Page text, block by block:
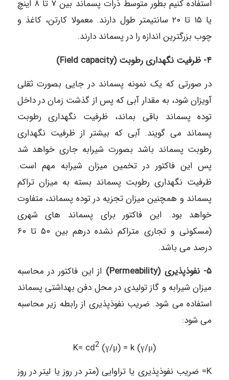
استفاده کنیم بطور متوسط ذرات پسماند بین ۷ تا ۸ اینچ
یا ۱۵ تا ۲۰ سانتیمتر طول دارند. معمولا کارتن، كاغذ و
چوب بزرگترین اندازه را در پسماند دارند.
۴- ظرفیت نگهداری رطوبت (Field capacity)
در صورتی که یک نمونه پسماند در جایی بصورت ثقلی
آویزان شود، به مقدار آبی که پس از گذشت زمان در داخل
توده پسماند باقی بماند، ظرفیت نگهداری رطوبت
پسماند می گویند. آبی که بیشتر از ظرفیت نگهداری
رطوبت پسماند باشد بصورت شیرابه جاری خواهد شد
پس این فاکتور در تخمین میزان شیرابه مهم است.
ظرفیت نگهداری رطوبت پسماند بسته به میزان تراکم
پسماند و همچنین میزان تجزیه در توده پسماند، متفاوت
خواهد بود. این فاکتور برای پسماند های شهری
(مسکونی و تجاری متراکم نشده درهم بین ۵۰ تا ۶۰
درصد می باشد.
۵- نفوذپذیری (Permeability)
از این فاکتور در محاسبه
میزان شیرابه و گاز تولیدی در محل دفن بهداشتی پسماند
استفاده می شود. ضریب نفوذپذیری از رابطه زیر محاسبه
می شود:
K= cd2 (γ/μ) = k (γ/μ)
K= ضریب نفوذپذیری یا تراوایی (متر در روز یا لیتر در روز